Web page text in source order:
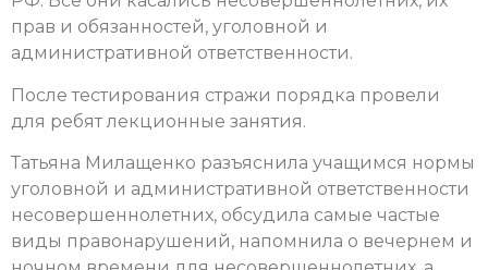
прав и обязанностей, уголовной и
административной ответственности.
После тестирования стражи порядка провели
для ребят лекционные занятия.
Татьяна Милащенко разъяснила учащимся нормы
уголовной и административной ответственности
несовершеннолетних, обсудила самые частые
виды правонарушений, напомнила о вечернем и